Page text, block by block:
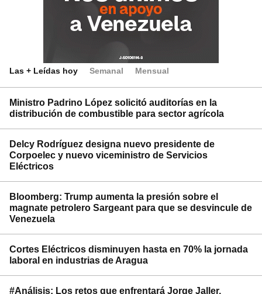
Las + Leídas hoy Semanal Mensual
Ministro Padrino López solicitó auditorías en la
distribución de combustible para sector agrícola
Delcy Rodríguez designa nuevo presidente de
Corpoelec y nuevo viceministro de Servicios
Eléctricos
Bloomberg: Trump aumenta la presión sobre el
magnate petrolero Sargeant para que se desvincule de
Venezuela
Cortes Eléctricos disminuyen hasta en 70% la jornada
laboral en industrias de Aragua
#Análisis: Los retos que enfrentará Jorge Jaller,